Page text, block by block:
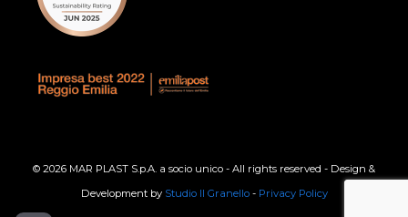
© 2026 MAR PLAST S.p.A. a socio unico - All rights reserved - Design &
Development by Studio Il Granello- Privacy Policy